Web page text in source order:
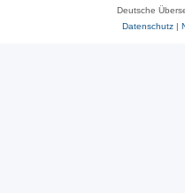
Deutsche
Datenschutz|